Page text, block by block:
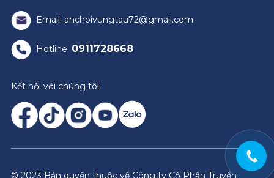
Email: anchoivungtau72@gmail.com
Hotline: 0911728668
Kết nối với chúng tôi
© 2023 Bản quyền thuộc về Công ty Cổ Phần Truyền